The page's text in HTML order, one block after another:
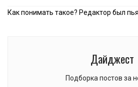
Как понимать такое? Редактор был
Дайджест
Подборка постов за